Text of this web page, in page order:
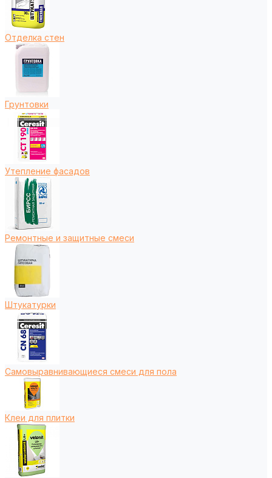
Отделка стен
Грунтовки
Утепление фасадов
Ремонтные и защитные смеси
Штукатурки
Самовыравнивающиеся смеси для пола
Клеи для плитки